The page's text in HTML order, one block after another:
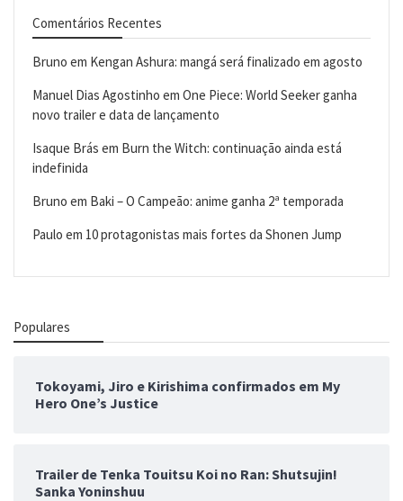
Comentários Recentes
Bruno em Kengan Ashura: mangá será finalizado em agosto
Manuel Dias Agostinho em One Piece: World Seeker ganha
novo trailer e data de lançamento
Isaque Brás em Burn the Witch: continuação ainda está
indefinida
Bruno em Baki – O Campeão: anime ganha 2ª temporada
Paulo em 10 protagonistas mais fortes da Shonen Jump
Populares
Tokoyami, Jiro e Kirishima confirmados em My
Hero One’s Justice
Trailer de Tenka Touitsu Koi no Ran: Shutsujin!
Sanka Yoninshuu